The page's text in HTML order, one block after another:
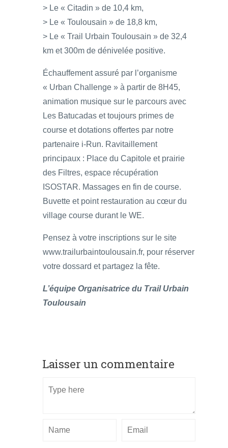
> Le « Citadin » de 10,4 km,
> Le « Toulousain » de 18,8 km,
> Le « Trail Urbain Toulousain » de 32,4
km et 300m de dénivelée positive.
Échauffement assuré par l’organisme
« Urban Challenge » à partir de 8H45,
animation musique sur le parcours avec
Les Batucadas et toujours primes de
course et dotations offertes par notre
partenaire i-Run. Ravitaillement
principaux : Place du Capitole et prairie
des Filtres, espace récupération
ISOSTAR. Massages en fin de course.
Buvette et point restauration au cœur du
village course durant le WE.
Pensez à votre inscriptions sur le site
www.trailurbaintoulousain.fr, pour réserver
votre dossard et partagez la fête.
L’équipe Organisatrice du Trail Urbain
Toulousain
Laisser un commentaire